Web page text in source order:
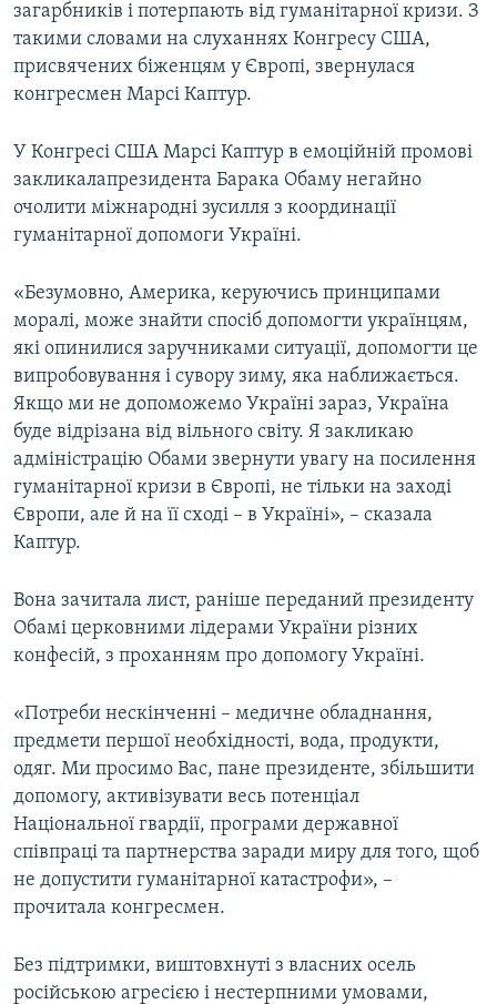
Усі сайти RFE/RL
загарбників і потерпають від гуманітарної кризи. З
такими словами на слуханнях Конгресу США,
присвячених біженцям у Європі, звернулася
конгресмен Марсі Каптур.
У Конгресі США Марсі Каптур в емоційній промові
закликалапрезидента Барака Обаму негайно
очолити міжнародні зусилля з координації
гуманітарної допомоги Україні.
«Безумовно, Америка, керуючись принципами
моралі, може знайти спосіб допомогти українцям,
які опинилися заручниками ситуації, допомогти це
випробовування і сувору зиму, яка наближається.
Якщо ми не допоможемо Україні зараз, Україна
буде відрізана від вільного світу. Я закликаю
адміністрацію Обами звернути увагу на посилення
гуманітарної кризи в Європі, не тільки на заході
Європи, але й на її сході – в Україні», – сказала
Каптур.
Вона зачитала лист, раніше переданий президенту
Обамі церковними лідерами України різних
конфесій, з проханням про допомогу Україні.
«Потреби нескінченні – медичне обладнання,
предмети першої необхідності, вода, продукти,
одяг. Ми просимо Вас, пане президенте, збільшити
допомогу, активізувати весь потенціал
Національної гвардії, програми державної
співпраці та партнерства заради миру для того, щоб
не допустити гуманітарної катастрофи», –
прочитала конгресмен.
Без підтримки, виштовхнуті з власних осель
російською агресією і нестерпними умовами,